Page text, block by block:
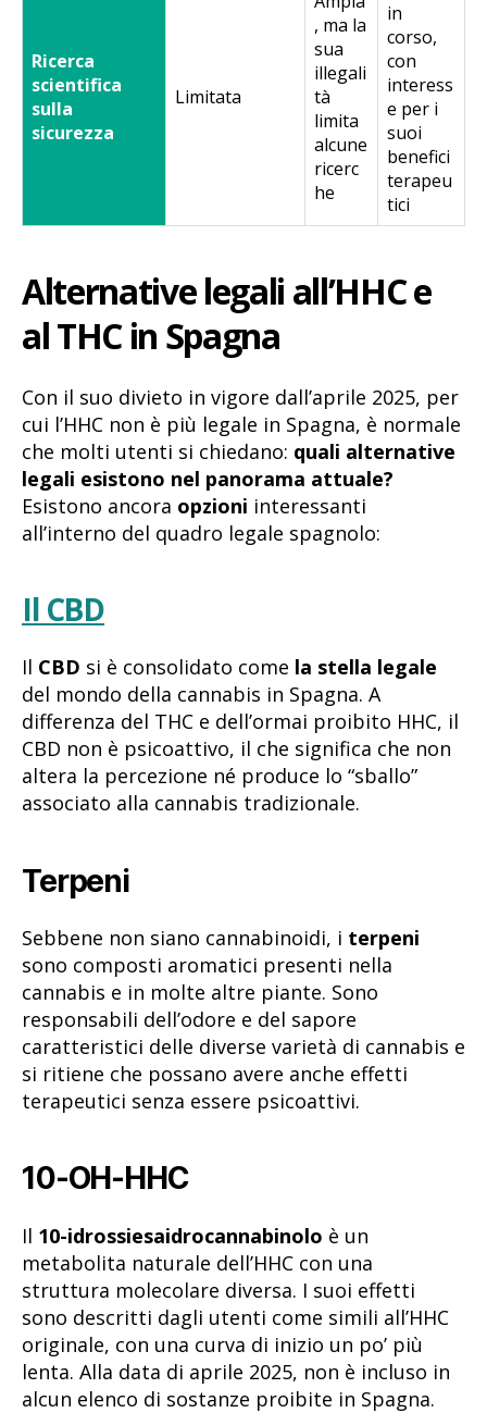
Ricerca
scientifica
sulla
sicurezza
Limitata
, ma la
sua
illegali
tà
limita
alcune
ricerc
he
in
corso,
con
interess
e per i
suoi
benefici
terapeu
tici
Alternative legali all’HHC e
al THC in Spagna
Con il suo divieto in vigore dall’aprile 2025, per
cui l’HHC non è più legale in Spagna, è normale
che molti utenti si chiedano: quali alternative
legali esistono nel panorama attuale?
Esistono ancora opzioni interessanti
all’interno del quadro legale spagnolo:
Il CBD
Il CBD si è consolidato come la stella legale
del mondo della cannabis in Spagna. A
differenza del THC e dell’ormai proibito HHC, il
CBD non è psicoattivo, il che significa che non
altera la percezione né produce lo “sballo”
associato alla cannabis tradizionale.
Terpeni
Sebbene non siano cannabinoidi, i terpeni
sono composti aromatici presenti nella
cannabis e in molte altre piante. Sono
responsabili dell’odore e del sapore
caratteristici delle diverse varietà di cannabis e
si ritiene che possano avere anche effetti
terapeutici senza essere psicoattivi.
10-OH-HHC
Il 10-idrossiesaidrocannabinolo è un
metabolita naturale dell’HHC con una
struttura molecolare diversa. I suoi effetti
sono descritti dagli utenti come simili all’HHC
originale, con una curva di inizio un po’ più
lenta. Alla data di aprile 2025, non è incluso in
alcun elenco di sostanze proibite in Spagna.